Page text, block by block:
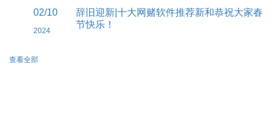
02/10
2024
辞旧迎新|十大网赌软件推荐新和恭祝大家春
节快乐！
查看全部